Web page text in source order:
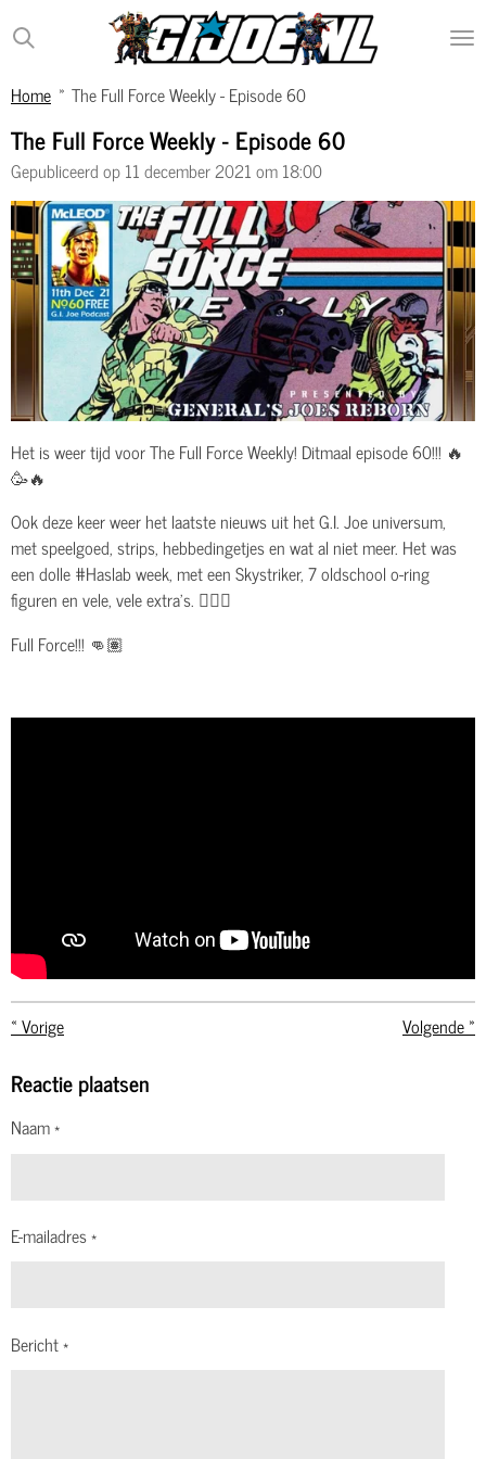
Ga
direct
de
hoofdinhoud
Home » The Full Force Weekly - Episode 60
The Full Force Weekly - Episode 60
Gepubliceerd op 11 december 2021 om 18:00
Het is weer tijd voor The Full Force Weekly! Ditmaal episode 60!!! 🔥
🥳🔥
Ook deze keer weer het laatste nieuws uit het G.I. Joe universum,
met speelgoed, strips, hebbedingetjes en wat al niet meer. Het was
een dolle #Haslab week, met een Skystriker, 7 oldschool o-ring
figuren en vele, vele extra's. 👌🏽😎
Full Force!!! 👊🏽
«Vorige Volgende»
Reactie plaatsen
Naam *
E-mailadres *
Bericht *